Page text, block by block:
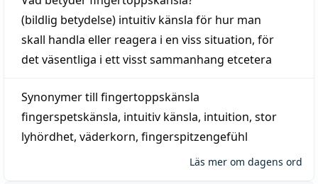
(bildlig betydelse) intuitiv känsla för hur man
skall handla eller reagera i en viss situation, för
det väsentliga i ett visstsammanhang etcetera
Synonymer till fingertoppskänsla
fingerspetskänsla, intuitiv känsla, intuition, stor
lyhördhet, väderkorn, fingerspitzengefühl
Läs mer om dagens ord